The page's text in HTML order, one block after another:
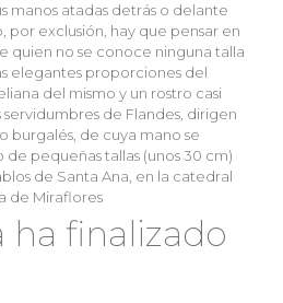
manos atadas detrás o delante
por exclusión, hay que pensar en
quien no se conoce ninguna talla
elegantes proporciones del
del mismo y un rostro casi
servidumbres de Flandes, dirigen
burgalés, de cuya mano se
pequeñas tallas (unos 30 cm)
de Santa Ana, en la catedral
de Miraflores
ha finalizado